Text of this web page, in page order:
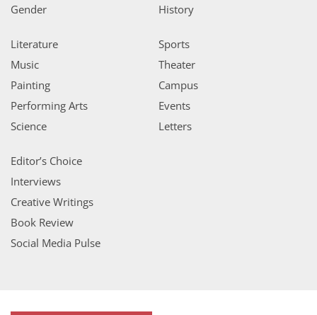
Gender
History
Literature
Music
Painting
Performing Arts
Science
Sports
Theater
Campus
Events
Letters
Editor’s Choice
Interviews
Creative Writings
Book Review
Social Media Pulse